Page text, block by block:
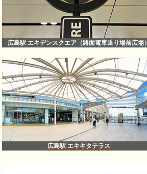
広島駅 エキデンスクエア（路面電車乗り場前広場）
広島駅 エキキタテラス